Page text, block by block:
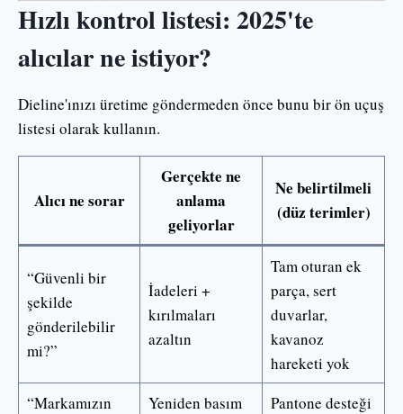
Hızlı kontrol listesi: 2025'te
alıcılar ne istiyor?
Dieline'ınızı üretime göndermeden önce bunu bir ön uçuş
listesi olarak kullanın.
Alıcı ne sorar
Gerçekte ne
anlama
geliyorlar
Ne belirtilmeli
(düz terimler)
“Güvenli bir
şekilde
gönderilebilir
mi?”
İadeleri +
kırılmaları
azaltın
Tam oturan ek
parça, sert
duvarlar,
kavanoz
hareketi yok
“Markamızın
Yeniden basım
Pantone desteği